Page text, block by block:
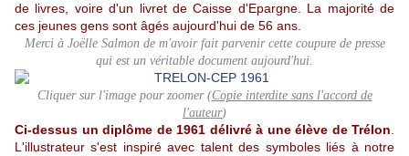
de livres, voire d'un livret de Caisse d'Epargne. La majorité de
ces jeunes gens sont âgés aujourd'hui de 56 ans.
Merci à Joëlle Salmon de m'avoir fait parvenir cette coupure de presse
qui est un véritable document aujourd'hui.
Cliquer sur l'image pour zoomer (Copie interdite sans l'accord de
l'auteur)
Ci-dessus un diplôme de 1961 délivré à une élève de Trélon
L'illustrateur s'est inspiré avec talent des symboles liés à notre